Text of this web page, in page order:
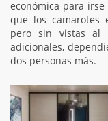
económica para
que los camarotes
pero sin vistas al
adicionales,
dos personas más.